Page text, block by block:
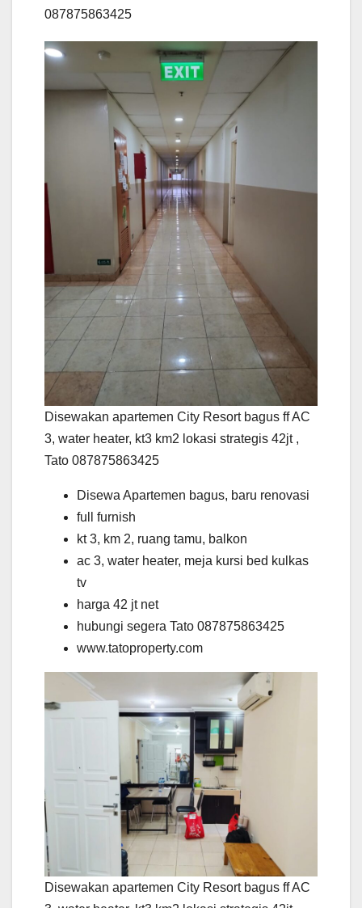
087875863425
Disewakan apartemen City Resort bagus ff AC
3, water heater, kt3 km2 lokasi strategis 42jt ,
Tato 087875863425
Disewa Apartemen bagus, baru renovasi
full furnish
kt 3, km 2, ruang tamu, balkon
ac 3, water heater, meja kursi bed kulkas
tv
harga 42 jt net
hubungi segera Tato 087875863425
www.tatoproperty.com
Disewakan apartemen City Resort bagus ff AC